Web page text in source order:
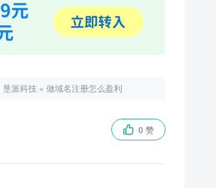
垦派科技 » 做域名注册怎么盈利
 0 赞